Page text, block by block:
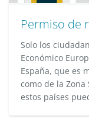
Permiso de
Solo los
Económico
España, que es
como de la
estos países